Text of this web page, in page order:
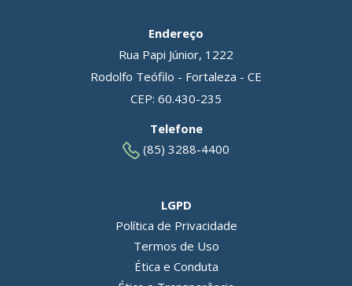
Endereço
Rua Papi Júnior, 1222
Rodolfo Teófilo - Fortaleza - CE
CEP: 60.430-235
Telefone
(85) 3288-4400
LGPD
Política de Privacidade
Termos de Uso
Ética e Conduta